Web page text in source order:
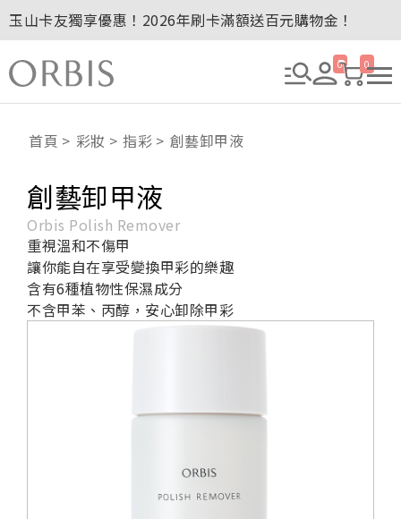
玉山卡友獨享優惠！2026年刷卡滿額送百元購物金！
2027年清新會員募集開跑！
全新回饋！聯邦卡友刷卡滿額送百元購物金！
贈品贈畢公告：ORBIS大理石紋午茶杯
贈品贈畢公告：ORBIS針織手提袋
0 0
首頁 彩妝 指彩 創藝卸甲液
創藝卸甲液
Orbis Polish Remover
重視溫和不傷甲
讓你能自在享受變換甲彩的樂趣
含有6種植物性保濕成分
不含甲苯、丙醇，安心卸除甲彩